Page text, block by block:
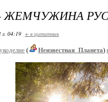
ЖЕМЧУЖИНА
г. 04:19 + в цитатник
( Неизвестная_Планета)